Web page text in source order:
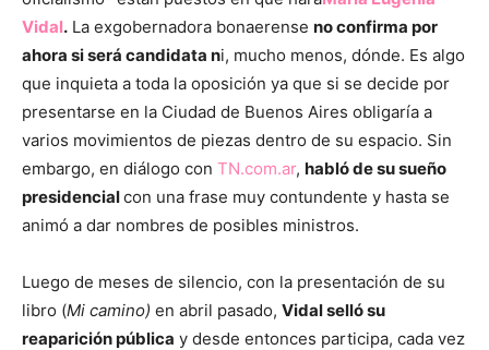
Vidal. La exgobernadora bonaerense no confirma por
ahora si será candidata ni, mucho menos, dónde. Es algo
que inquieta a toda la oposición ya que si se decide por
presentarse en la Ciudad de Buenos Aires obligaría a
varios movimientos de piezas dentro de su espacio. Sin
embargo, en diálogo con TN.com.ar, habló de su sueño
presidencialcon una frase muy contundente y hasta se
animó a dar nombres de posibles ministros.
Luego de meses de silencio, con la presentación de su
libro (Mi camino) en abril pasado, Vidal selló su
reaparición pública y desde entonces participa, cada vez